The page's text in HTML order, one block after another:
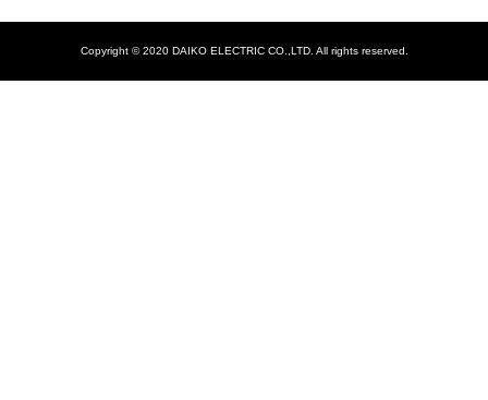
Copyright © 2020 DAIKO ELECTRIC CO.,LTD. All rights reserved.